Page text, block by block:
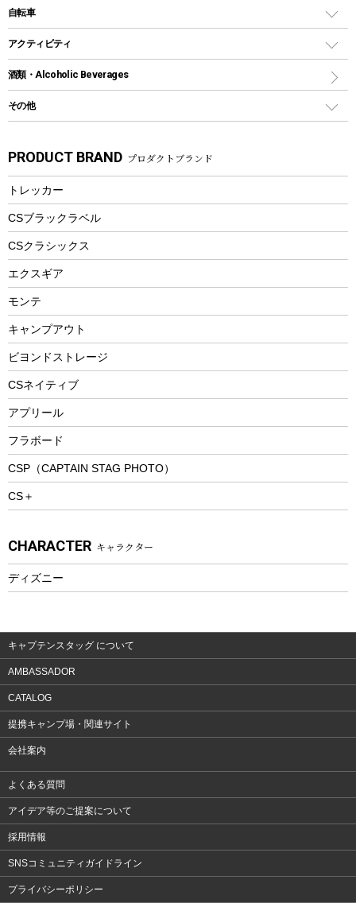
グランドシート
ガイドロープ
ツール
焚き火台&ストーブ
火起こし
バーベキューツール
クッキングツール
ナイフ
カトラリー
マグカップ、カップ
ステンレスボトル
フードボトル
トレー
ランチョンマット
ランチボックス
ディズニーボトル
保冷剤
リュック、バックパック
トートバッグ、サコッシュ
ショッピングキャリー
その他アウトドア雑貨
スプレー関係
ツール、他
インフレータブル
カヤック
パドル
ヘルメット
エアーポンプ
アクセサリー
自転車
折りたたみ自転車
スポーツサイクル
シティサイクル
自転車ウェア
アクティビティ
マリン
ラッシュガード
パラソル
フローティングベスト
ヘルメット
エアーポンプ
ビーチテント
ウィンター
スノーシュー
防寒ウェア
トレッキング
トレッキングアクセサリー
プレイグッズ
ウェルネス
ウェア、タオル
ウェア
酒類・Alcoholic Beverages
その他
湯たんぽ
防災用品
PRODUCT BRAND プロダクトブランド
トレッカー
CSブラックラベル
CSクラシックス
エクスギア
モンテ
キャンプアウト
ビヨンドストレージ
CSネイティブ
アプリール
フラボード
CSP（CAPTAIN STAG PHOTO）
CS＋
CHARACTER キャラクター
ディズニー
キャプテンスタッグ について
AMBASSADOR
CATALOG
提携キャンプ場・関連サイト
会社案内
よくある質問
アイデア等のご提案について
採用情報
SNSコミュニティガイドライン
プライバシーポリシー